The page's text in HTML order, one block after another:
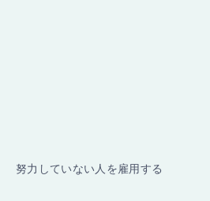
努力していない人を雇用する